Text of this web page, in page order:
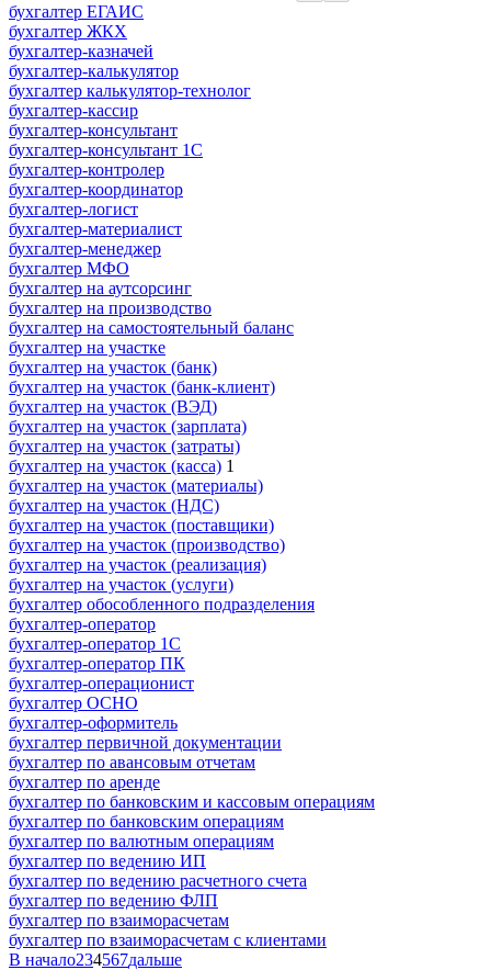
бухгалтер ЕГАИС
бухгалтер ЖКХ
бухгалтер-казначей
бухгалтер-калькулятор
бухгалтер калькулятор-технолог
бухгалтер-кассир
бухгалтер-консультант
бухгалтер-консультант 1С
бухгалтер-контролер
бухгалтер-координатор
бухгалтер-логист
бухгалтер-материалист
бухгалтер-менеджер
бухгалтер МФО
бухгалтер на аутсорсинг
бухгалтер на производство
бухгалтер на самостоятельный баланс
бухгалтер на участке
бухгалтер на участок (банк)
бухгалтер на участок (банк-клиент)
бухгалтер на участок (ВЭД)
бухгалтер на участок (зарплата)
бухгалтер на участок (затраты)
бухгалтер на участок (касса) 1
бухгалтер на участок (материалы)
бухгалтер на участок (НДС)
бухгалтер на участок (поставщики)
бухгалтер на участок (производство)
бухгалтер на участок (реализация)
бухгалтер на участок (услуги)
бухгалтер обособленного подразделения
бухгалтер-оператор
бухгалтер-оператор 1С
бухгалтер-оператор ПК
бухгалтер-операционист
бухгалтер ОСНО
бухгалтер-оформитель
бухгалтер первичной документации
бухгалтер по авансовым отчетам
бухгалтер по аренде
бухгалтер по банковским и кассовым операциям
бухгалтер по банковским операциям
бухгалтер по валютным операциям
бухгалтер по ведению ИП
бухгалтер по ведению расчетного счета
бухгалтер по ведению ФЛП
бухгалтер по взаиморасчетам
бухгалтер по взаиморасчетам с клиентами
В начало234567дальше